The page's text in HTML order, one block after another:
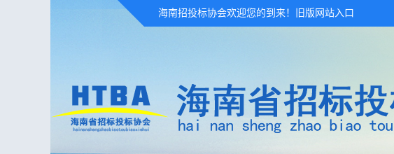
海南招投标协会欢迎您的到来！ 旧版网站入口